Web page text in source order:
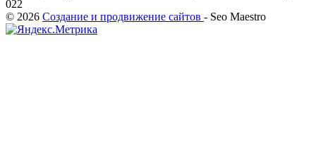
022
© 2026 Создание и продвижение сайтов - Seo Maestro